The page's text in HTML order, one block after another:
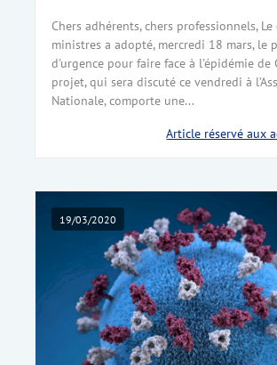
Chers adhérents, chers professionnels,
ministres a adopté, mercredi 18 mars, le
d'urgence pour faire face à l'épidémie de
projet, qui sera discuté ce vendredi à
Nationale, comporte une...
Article réservé aux
19/03/2020